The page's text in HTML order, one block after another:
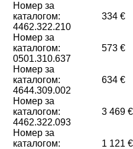
Номер за
каталогом:
4462.322.210
334 €
Номер за
каталогом:
0501.310.637
573 €
Номер за
каталогом:
4644.309.002
634 €
Номер за
каталогом:
4462.322.093
3 469 €
Номер за
каталогом:
1 121 €